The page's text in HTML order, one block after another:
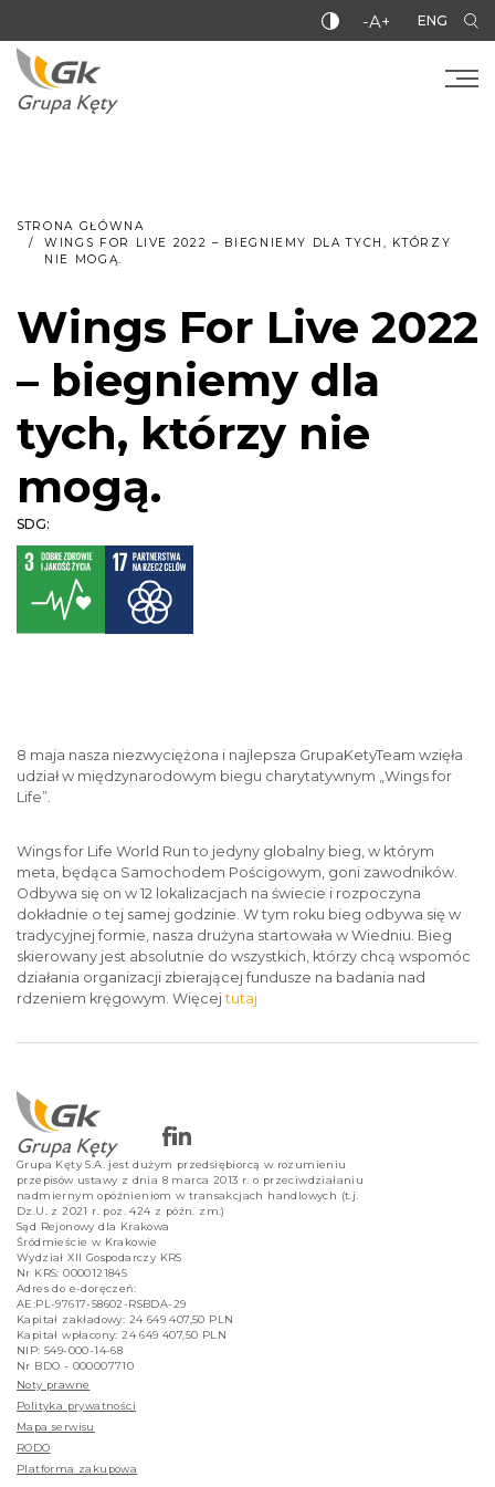
-A+ ENG
STRONA GŁÓWNA
WINGS FOR LIVE 2022 – BIEGNIEMY DLA TYCH, KTÓRZY
NIE MOGĄ.
Wings For Live 2022
– biegniemy dla
tych, którzy nie
mogą.
SDG:
8 maja nasza niezwyciężona i najlepsza GrupaKetyTeam wzięła
udział w międzynarodowym biegu charytatywnym „Wings for
Life”.
Wings for Life World Run to jedyny globalny bieg, w którym
meta, będąca Samochodem Pościgowym, goni zawodników.
Odbywa się on w 12 lokalizacjach na świecie i rozpoczyna
dokładnie o tej samej godzinie. W tym roku bieg odbywa się w
tradycyjnej formie, nasza drużyna startowała w Wiedniu. Bieg
skierowany jest absolutnie do wszystkich, którzy chcą wspomóc
działania organizacji zbierającej fundusze na badania nad
rdzeniem kręgowym. Więcejtutaj
Grupa Kęty S.A. jest dużym przedsiębiorcą w rozumieniu
przepisów ustawy z dnia 8 marca 2013 r. o przeciwdziałaniu
nadmiernym opóźnieniom w transakcjach handlowych (t.j.
Dz.U. z 2021 r. poz. 424 z późn. zm.)
Sąd Rejonowy dla Krakowa
Śródmieście w Krakowie
Wydział XII Gospodarczy KRS
Nr KRS: 0000121845
Adres do e-doręczeń:
AE:PL-97617-58602-RSBDA-29
Kapitał zakładowy: 24 649 407,50 PLN
Kapitał wpłacony: 24 649 407,50 PLN
NIP: 549-000-14-68
Nr BDO - 000007710
Noty prawne
Polityka prywatności
Mapa serwisu
RODO
Platforma zakupowa